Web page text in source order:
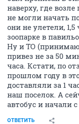
наверху, где
не могли начать
они не улетели, 1,5
зоопарке в
Ну и ТО
привез не за 50
часа. Кстати, по
прошлом году в
доставляли за 1
наш поселок. А
автобус и начали
ОТВЕТИТЬ